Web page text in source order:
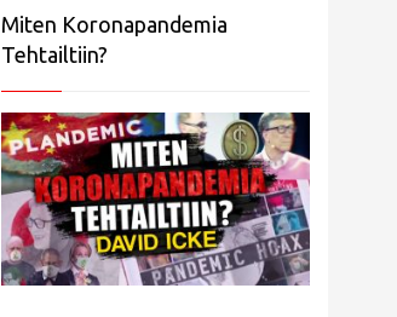
Miten Koronapandemia
Tehtailtiin?